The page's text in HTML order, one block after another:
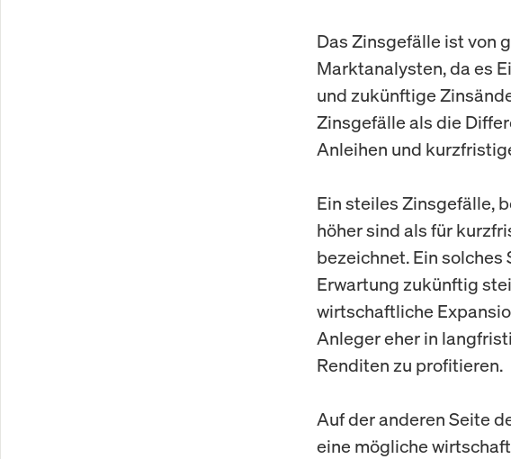
Das Zinsgefälle ist von
Marktanalysten, da es
und zukünftige
Zinsgefälle als die
Anleihen und
Ein steiles Zinsgefälle,
höher sind als für
bezeichnet. Ein
Erwartung zukünftig
wirtschaftliche
Anleger eher in
Renditen zu profitieren.
Auf der anderen Seite
eine mögliche